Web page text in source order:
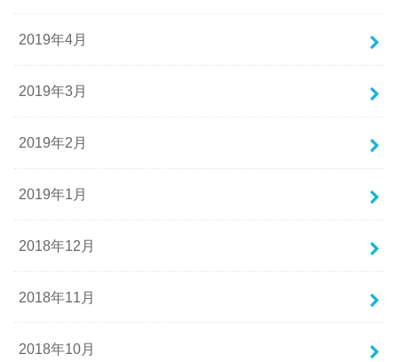
2019年4月
2019年3月
2019年2月
2019年1月
2018年12月
2018年11月
2018年10月